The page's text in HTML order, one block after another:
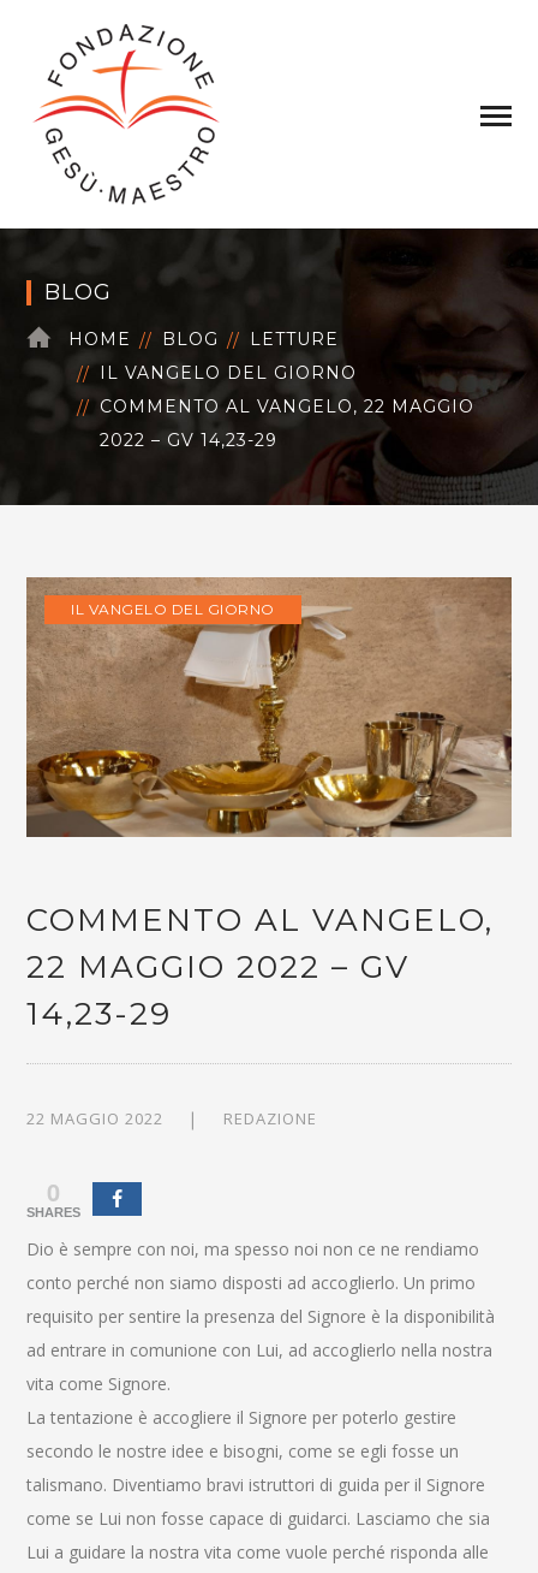
BLOG
HOME BLOG
LETTURE
IL VANGELO DEL GIORNO
COMMENTO AL VANGELO, 22 MAGGIO
2022 – GV 14,23-29
IL VANGELO DEL GIORNO
COMMENTO AL VANGELO,
22 MAGGIO 2022 – GV
14,23-29
22 MAGGIO 2022 REDAZIONE
0
SHARES
Dio è sempre con noi, ma spesso noi non ce ne rendiamo
conto perché non siamo disposti ad accoglierlo. Un primo
requisito per sentire la presenza del Signore è la disponibilità
ad entrare in comunione con Lui, ad accoglierlo nella nostra
vita come Signore.
La tentazione è accogliere il Signore per poterlo gestire
secondo le nostre idee e bisogni, come se egli fosse un
talismano. Diventiamo bravi istruttori di guida per il Signore
come se Lui non fosse capace di guidarci. Lasciamo che sia
Lui a guidare la nostra vita come vuole perché risponda alle